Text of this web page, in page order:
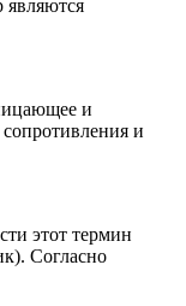
и
и
этот термин
Согласно